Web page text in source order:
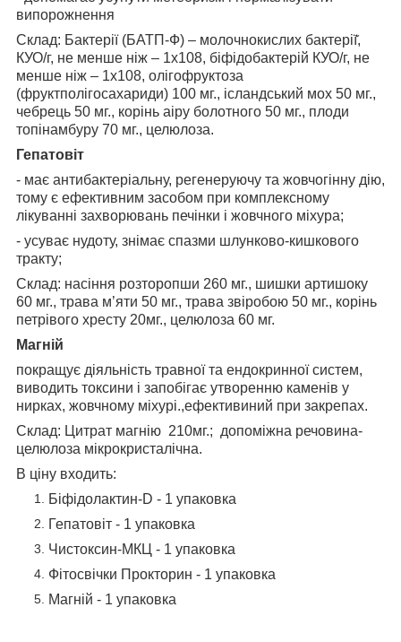
випорожнення
Склад: Бактерії (БАТП-Ф) – молочнокислих бактерії̆,
КУО/г, не менше ніж – 1х108, біфідобактерій КУО/г, не
менше ніж – 1х108, олігофруктоза
(фруктполігосахариди) 100 мг., ісландський мох 50 мг.,
чебрець 50 мг., корінь аіру болотного 50 мг., плоди
топінамбуру 70 мг., целюлоза.
Гепатовіт
- має антибактеріальну, регенеруючу та жовчогінну дію,
тому є ефективним засобом при комплексному
лікуванні захворювань печінки і жовчного міхура;
- усуває нудоту, знімає спазми шлунково-кишкового
тракту;
Склад: насіння розторопши 260 мг., шишки артишоку
60 мг., трава м’яти 50 мг., трава звіробою 50 мг., корінь
петрівого хресту 20мг., целюлоза 60 мг.
Магній
покращує діяльність травної та ендокринної систем,
виводить токсини і запобігає утворенню каменів у
нирках, жовчному міхурі.,ефективиний при закрепах.
Склад: Цитрат магнію 210мг.; допоміжна речовина-
целюлоза мікрокристалічна.
В ціну входить:
Біфідолактин-D - 1 упаковка
Гепатовіт - 1 упаковка
Чистоксин-МКЦ - 1 упаковка
Фітосвічки Прокторин - 1 упаковка
Магній - 1 упаковка